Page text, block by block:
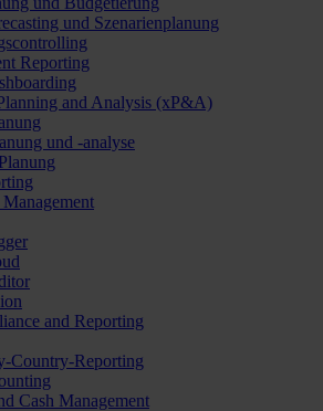
und Szenarienplanung
Reporting
and Analysis (xP&A)
und -analyse
and Reporting
Country-Reporting
Cash Management